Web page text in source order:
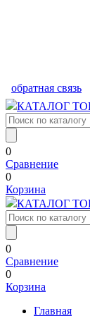
обратная связь
КАТАЛОГ
0
Сравнение
0
Корзина
КАТАЛОГ
0
Сравнение
0
Корзина
Главная